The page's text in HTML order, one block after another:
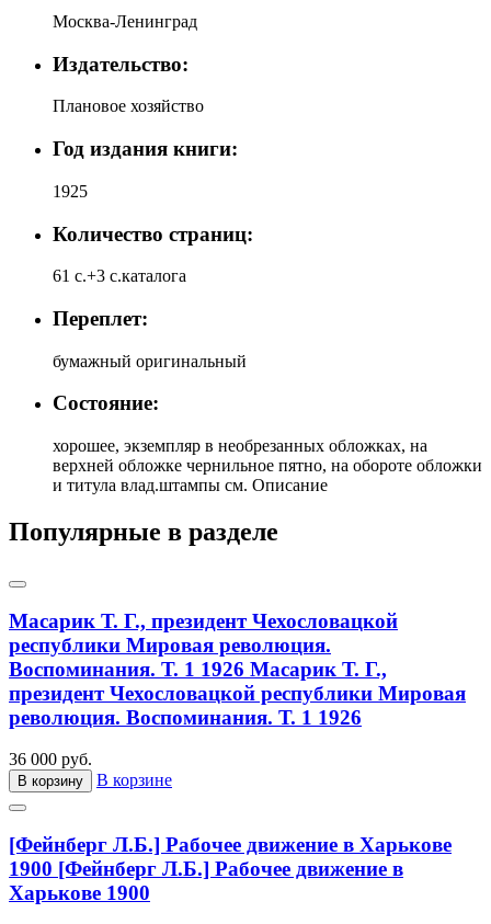
Москва-Ленинград
Издательство:
Плановое хозяйство
Год издания книги:
1925
Количество страниц:
61 с.+3 с.каталога
Переплет:
бумажный оригинальный
Состояние:
хорошее, экземпляр в необрезанных обложках, на
верхней обложке чернильное пятно, на обороте обложки
и титула влад.штампы см. Описание
Популярные в разделе
Масарик Т. Г., президент Чехословацкой
республики Мировая революция.
Воспоминания. Т. 1 1926 Масарик Т. Г.,
президент Чехословацкой республики Мировая
революция. Воспоминания. Т. 1 1926
36 000 руб.
В корзину В корзине
[Фейнберг Л.Б.] Рабочее движение в Харькове
1900 [Фейнберг Л.Б.] Рабочее движение в
Харькове 1900